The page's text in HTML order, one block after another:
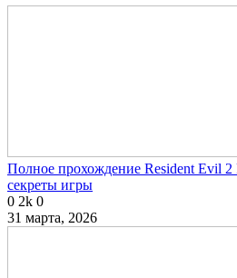
Полное прохождение Resident Evil
секреты игры
0 2k 0
31 марта, 2026